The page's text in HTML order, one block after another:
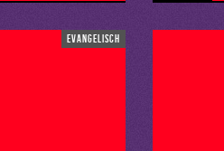
evangelisch